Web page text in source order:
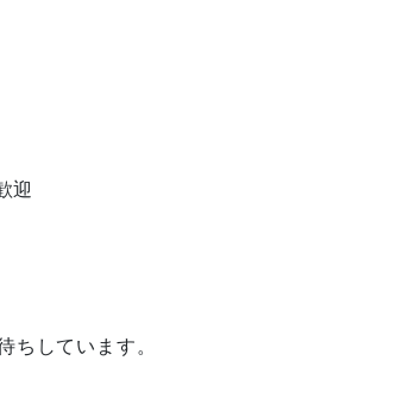
迎
ちしています。